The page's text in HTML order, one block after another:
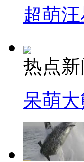
超萌
热点新
呆萌